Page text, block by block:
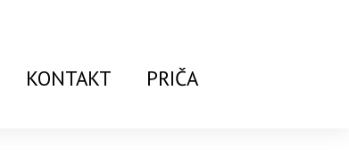
KONTAKT PRIČA